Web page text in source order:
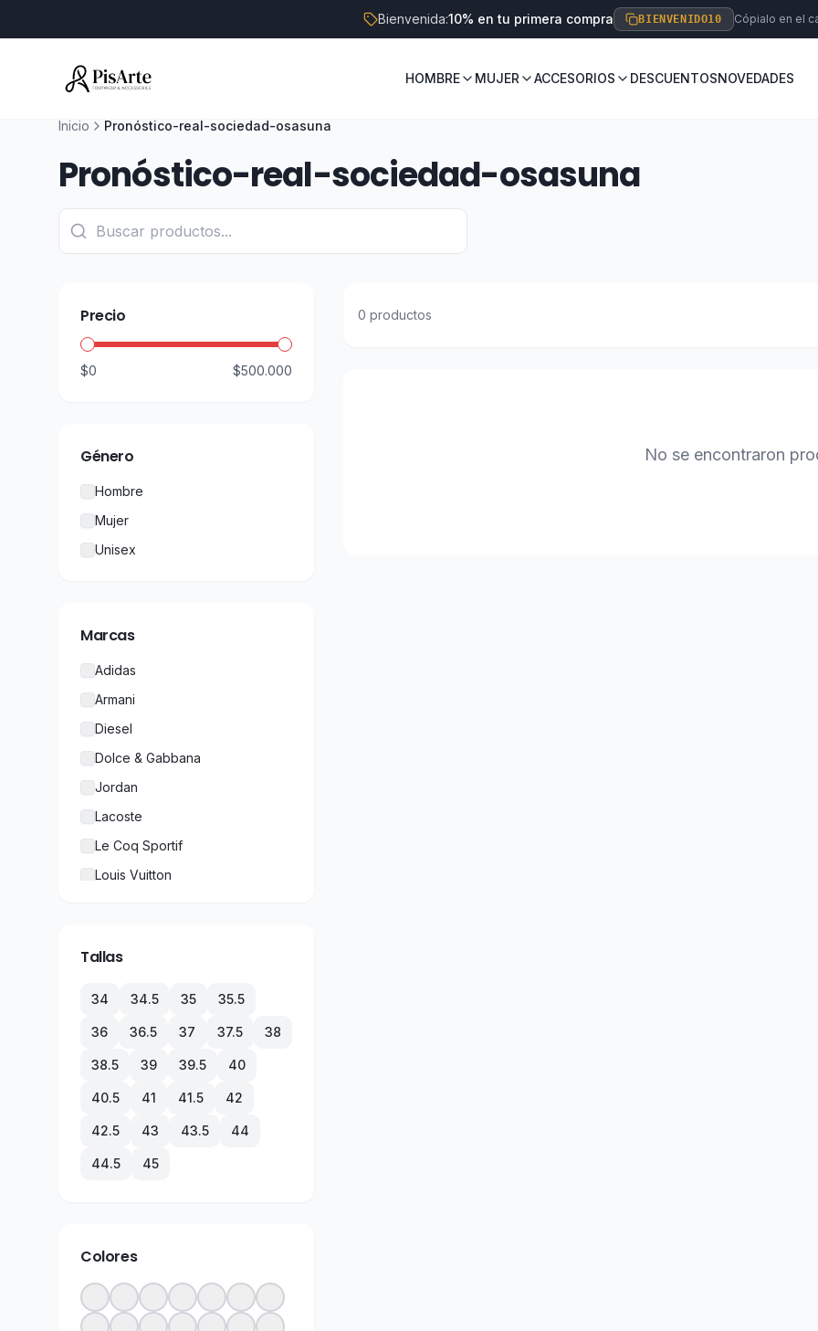
Bienvenida:10% en tu primera compra BIENVENIDO10 Cópialo en el
HOMBRE MUJER ACCESORIOS DESCUENTOSNOVEDADES
Inicio Pronóstico-real-sociedad-osasuna
Pronóstico-real-sociedad-osasuna
Precio
$0 $500.000
Género
Hombre
Mujer
Unisex
Marcas
Adidas
Armani
Diesel
Dolce & Gabbana
Jordan
Lacoste
Le Coq Sportif
Louis Vuitton
Puma
Rolex
Tallas
34 34.5 35 35.5
36 36.5 37 37.5 38
38.5 39 39.5 40
40.5 41 41.5 42
42.5 43 43.5 44
44.5 45
Colores
0 productos
No se encontraron